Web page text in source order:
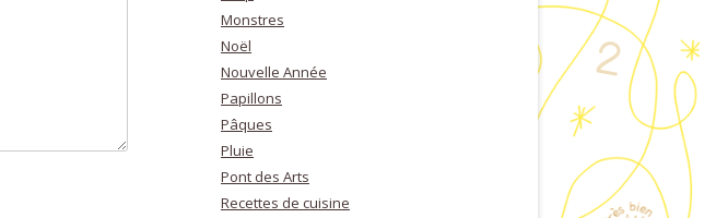
Monstres
Noël
Nouvelle Année
Papillons
Pâques
Pluie
Pont des Arts
Recettes de cuisine